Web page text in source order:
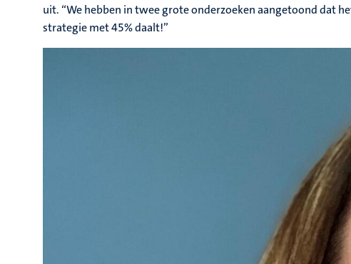
uit. “We hebben in twee grote onderzoeken aangetoond dat
strategie met 45% daalt!”